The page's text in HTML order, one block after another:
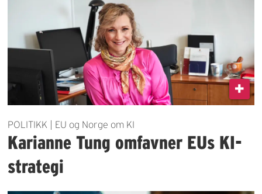
POLITIKK | EU og Norge om KI
Karianne Tung omfavner EUs KI-
strategi